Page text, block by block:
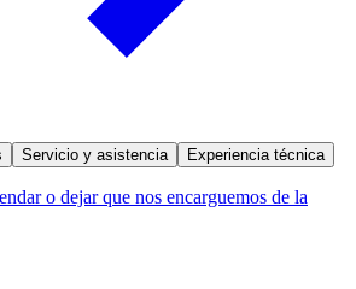
Servicio y asistencia Experiencia técnica
o dejar que nos encarguemos de la